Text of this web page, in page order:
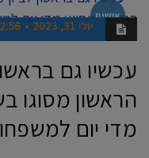
אנשים
יולי 31, 2023 PM
עכשיו גם
הראשון מסוגו
מדי יום